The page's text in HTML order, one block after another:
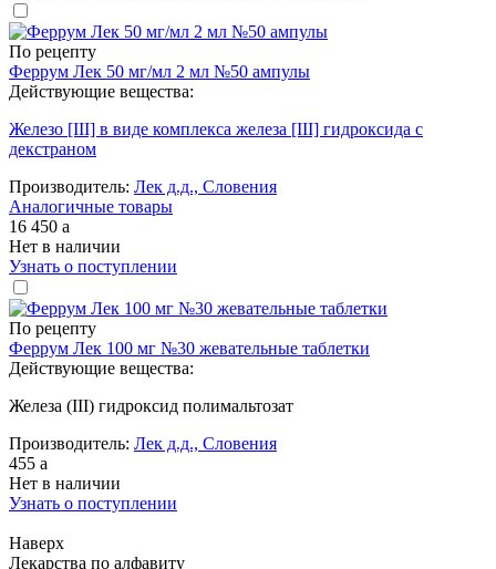
По рецепту
Феррум Лек 50 мг/мл 2 мл №50 ампулы
Действующие вещества:
Железо [III] в виде комплекса железа [III] гидроксида с
декстраном
Производитель: Лек д.д., Словения
Аналогичные товары
16 450 a
Нет в наличии
Узнать о поступлении
По рецепту
Феррум Лек 100 мг №30 жевательные таблетки
Действующие вещества:
Железа (III) гидроксид полимальтозат
Производитель: Лек д.д., Словения
455 a
Нет в наличии
Узнать о поступлении
Наверх
Лекарства по алфавиту